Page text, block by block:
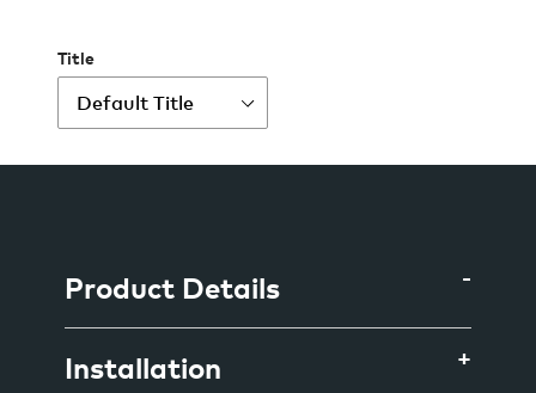
Title
Product Details
Installation